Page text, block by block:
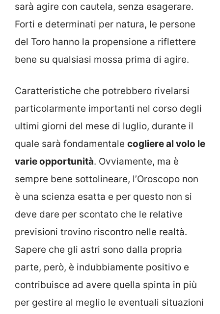
sarà agire con cautela, senza esagerare.
Forti e determinati per natura, le persone
del Toro hanno la propensione a riflettere
bene su qualsiasi mossa prima di agire.
Caratteristiche che potrebbero rivelarsi
particolarmente importanti nel corso degli
ultimi giorni del mese di luglio, durante il
quale sarà fondamentale cogliere al volo le
varie opportunità. Ovviamente, ma è
sempre bene sottolineare, l’Oroscopo non
è una scienza esatta e per questo non si
deve dare per scontato che le relative
previsioni trovino riscontro nelle realtà.
Sapere che gli astri sono dalla propria
parte, però, è indubbiamente positivo e
contribuisce ad avere quella spinta in più
per gestire al meglio le eventuali situazioni